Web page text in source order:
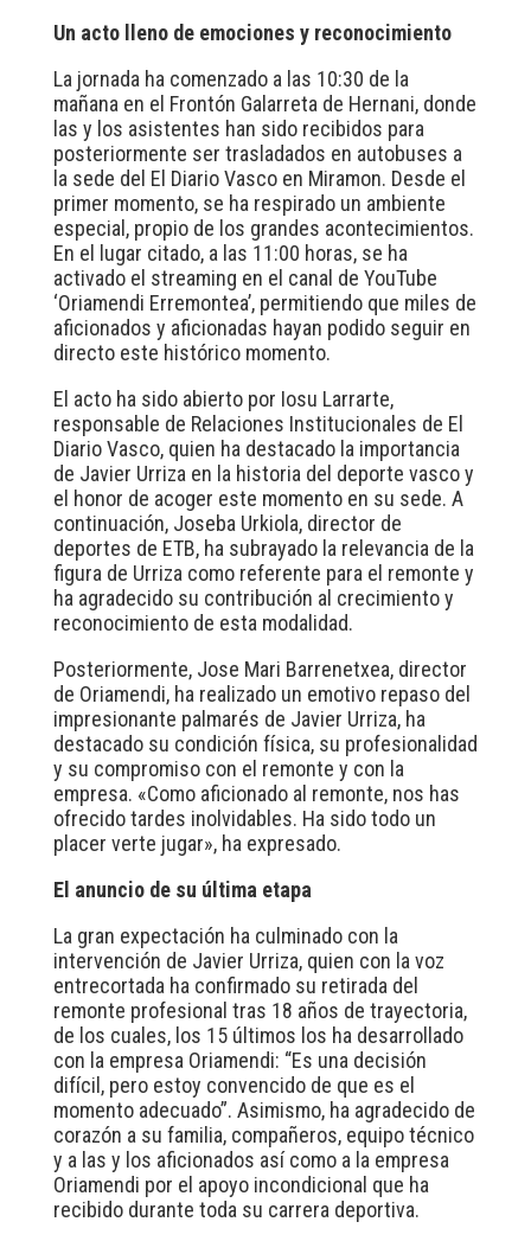
Un acto lleno de emociones y reconocimiento
La jornada ha comenzado a las 10:30 de la
mañana en el Frontón Galarreta de Hernani, donde
las y los asistentes han sido recibidos para
posteriormente ser trasladados en autobuses a
la sede del El Diario Vasco en Miramon. Desde el
primer momento, se ha respirado un ambiente
especial, propio de los grandes acontecimientos.
En el lugar citado, a las 11:00 horas, se ha
activado el streaming en el canal de YouTube
‘Oriamendi Erremontea’, permitiendo que miles de
aficionados y aficionadas hayan podido seguir en
directo este histórico momento.
El acto ha sido abierto por Iosu Larrarte,
responsable de Relaciones Institucionales de El
Diario Vasco, quien ha destacado la importancia
de Javier Urriza en la historia del deporte vasco y
el honor de acoger este momento en su sede. A
continuación, Joseba Urkiola, director de
deportes de ETB, ha subrayado la relevancia de la
figura de Urriza como referente para el remonte y
ha agradecido su contribución al crecimiento y
reconocimiento de esta modalidad.
Posteriormente, Jose Mari Barrenetxea, director
de Oriamendi, ha realizado un emotivo repaso del
impresionante palmarés de Javier Urriza, ha
destacado su condición física, su profesionalidad
y su compromiso con el remonte y con la
empresa. «Como aficionado al remonte, nos has
ofrecido tardes inolvidables. Ha sido todo un
placer verte jugar», ha expresado.
El anuncio de su última etapa
La gran expectación ha culminado con la
intervención de Javier Urriza, quien con la voz
entrecortada ha confirmado su retirada del
remonte profesional tras 18 años de trayectoria,
de los cuales, los 15 últimos los ha desarrollado
con la empresa Oriamendi: “Es una decisión
difícil, pero estoy convencido de que es el
momento adecuado”. Asimismo, ha agradecido de
corazón a su familia, compañeros, equipo técnico
y a las y los aficionados así como a la empresa
Oriamendi por el apoyo incondicional que ha
recibido durante toda su carrera deportiva.